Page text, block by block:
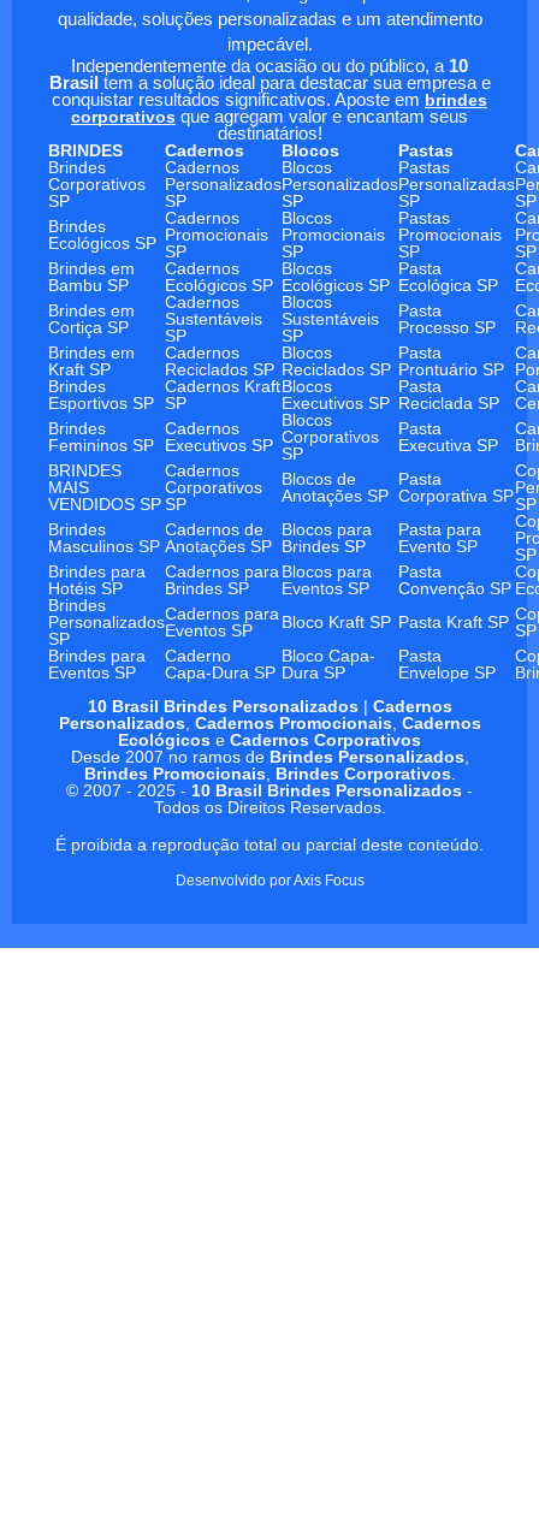
qualidade, soluções personalizadas e um atendimento
impecável.
Independentemente da ocasião ou do público, a 10
Brasil tem a solução ideal para destacar sua empresa e
conquistar resultados significativos. Aposte em brindes
corporativos que agregam valor e encantam seus
destinatários!
BRINDES
Cadernos Blocos Pastas
Brindes
Corporativos
SP
Cadernos
Personalizados
SP
Blocos
Personalizados
SP
Pastas
Personalizadas
SP
SP
Brindes
Ecológicos SP
Cadernos
Promocionais
SP
Blocos
Promocionais
SP
Pastas
Promocionais
SP
SP
Brindes em
Bambu SP
Cadernos
Ecológicos SP
Blocos
Ecológicos SP
Pasta
Ecológica SP
Brindes em
Cortiça SP
Cadernos
Sustentáveis
SP
Blocos
Sustentáveis
SP
Pasta
Processo SP
Brindes em
Kraft SP
Cadernos
Reciclados SP
Blocos
Reciclados SP
Pasta
Prontuário SP
Brindes
Esportivos SP
Cadernos Kraft
SP
Blocos
Executivos SP
Pasta
Reciclada SP
Brindes
Femininos SP
Cadernos
Executivos SP
Blocos
Corporativos
SP
Pasta
Executiva SP
BRINDES
MAIS
VENDIDOS SP
Cadernos
Corporativos
SP
Blocos de
Anotações SP
Pasta
Corporativa SPSP
Brindes
Masculinos SP
Cadernos de
Anotações SP
Blocos para
Brindes SP
Pasta para
Evento SP
SP
Brindes para
Hotéis SP
Cadernos para
Brindes SP
Blocos para
Eventos SP
Pasta
Convenção SP
Brindes
Personalizados
SP
Cadernos para
Eventos SP
Bloco Kraft SP Pasta Kraft SP SP
Brindes para
Eventos SP
Caderno
Capa-Dura SP
Bloco Capa-
Dura SP
Pasta
Envelope SP
10 Brasil Brindes Personalizados| Cadernos
Personalizados, Cadernos Promocionais, Cadernos
Ecológicos e Cadernos Corporativos
Desde 2007 no ramos de Brindes Personalizados,
Brindes Promocionais, Brindes Corporativos.
© 2007 - 2025 - 10 Brasil Brindes Personalizados -
Todos os Direitos Reservados.
É proibida a reprodução total ou parcial deste conteúdo.
Desenvolvido porAxis Focus